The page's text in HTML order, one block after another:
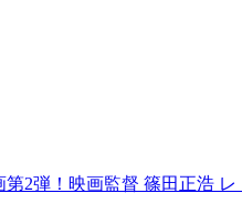
第2弾！映画監督 篠田正浩